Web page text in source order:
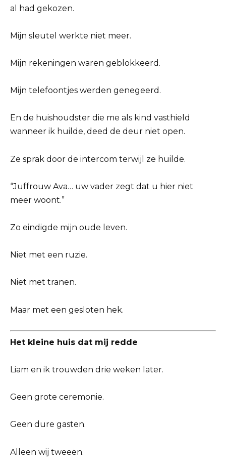
al had gekozen.
Mijn sleutel werkte niet meer.
Mijn rekeningen waren geblokkeerd.
Mijn telefoontjes werden genegeerd.
En de huishoudster die me als kind vasthield
wanneer ik huilde, deed de deur niet open.
Ze sprak door de intercom terwijl ze huilde.
“Juffrouw Ava… uw vader zegt dat u hier niet
meer woont.”
Zo eindigde mijn oude leven.
Niet met een ruzie.
Niet met tranen.
Maar met een gesloten hek.
Het kleine huis dat mij redde
Liam en ik trouwden drie weken later.
Geen grote ceremonie.
Geen dure gasten.
Alleen wij tweeën.